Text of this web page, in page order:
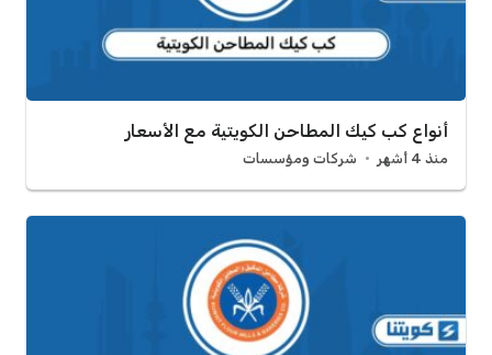
أنواع كب كيك المطاحن الكويتية مع الأسعار
منذ 4 أشهر شركات ومؤسسات